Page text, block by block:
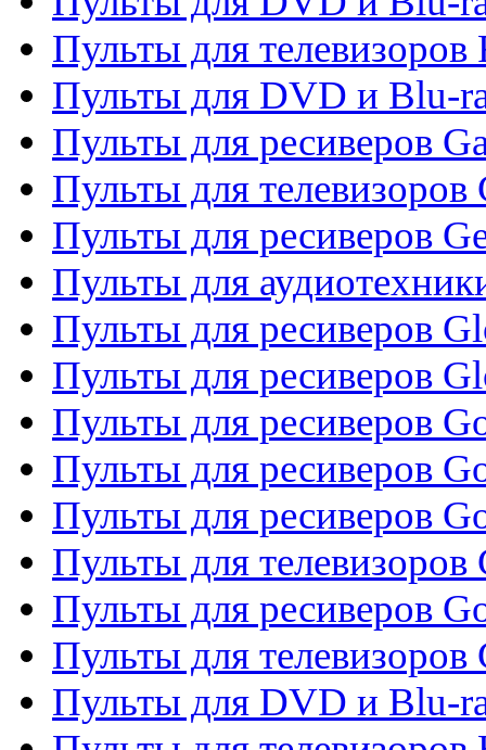
Пульты для телевизоров
Пульты для DVD и Blu-
Пульты для ресиверов
Пульты для телевизоров
Пульты для ресиверов
Пульты для
Пульты для ресиверов
Пульты для ресиверов
Пульты для ресиверов
Пульты для ресиверов
Пульты для ресиверов
Пульты для телевизоров
Пульты для ресиверов
Пульты для телевизоров
Пульты для DVD и Blu-